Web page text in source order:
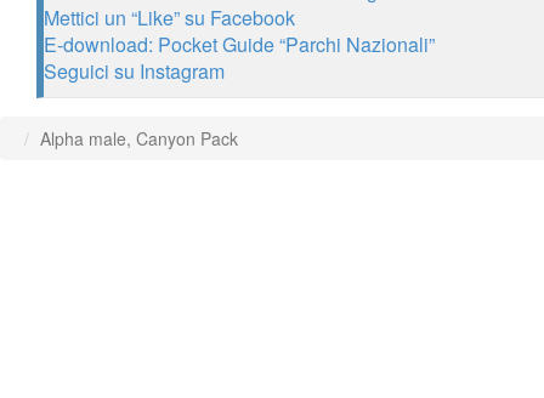
Mettici un “Like” su Facebook
E-download: Pocket Guide “Parchi Nazionali”
Seguici su Instagram
Alpha male, Canyon Pack